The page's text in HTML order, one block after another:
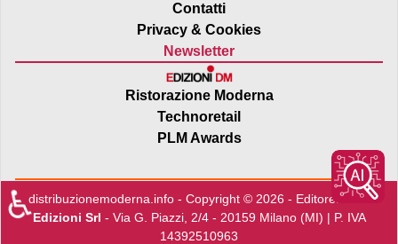
Contatti
Privacy & Cookies
Newsletter
Ristorazione Moderna
Technoretail
PLM Awards
distribuzionemoderna.info - Copyright © 2026 - Editore:Edra
Edizioni Srl - Via G. Piazzi, 2/4 - 20159 Milano (MI) | P. IVA
14392510963